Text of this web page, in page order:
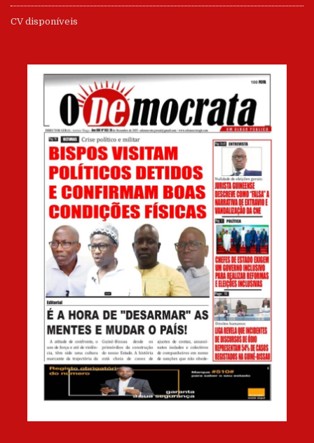
CV disponíveis